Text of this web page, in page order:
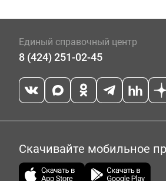
Единый справочный центр
8 (424) 251-02-45
Скачивайте мобильное